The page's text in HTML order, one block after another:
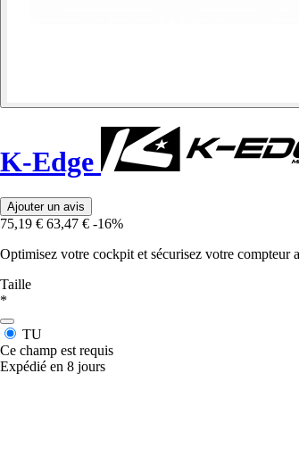
K-Edge
Ajouter un avis
75,19 € 63,47 € -16%
Optimisez votre cockpit et sécurisez votre
Taille
*
TU
Ce champ est requis
Expédié en 8 jours